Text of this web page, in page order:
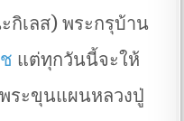
กิเลส) พระกรุบ้าน
แต่ทุกวันนี้จะให้
ระขุนแผนหลวงปู่